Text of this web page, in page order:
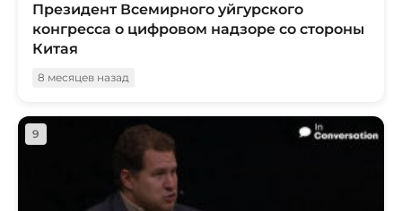
Президент Всемирного уйгурского
конгресса о цифровом надзоре со стороны
Китая
8 месяцев назад
9